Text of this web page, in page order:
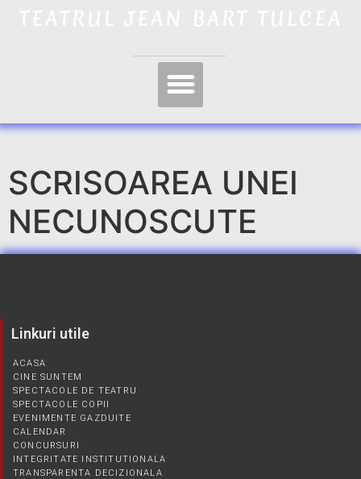
SCRISOAREA UNEI
NECUNOSCUTE
Linkuri utile
ACASA
CINE SUNTEM
SPECTACOLE DE TEATRU
SPECTACOLE COPII
EVENIMENTE GAZDUITE
CALENDAR
CONCURSURI
INTEGRITATE INSTITUTIONALA
TRANSPARENTA DECIZIONALA